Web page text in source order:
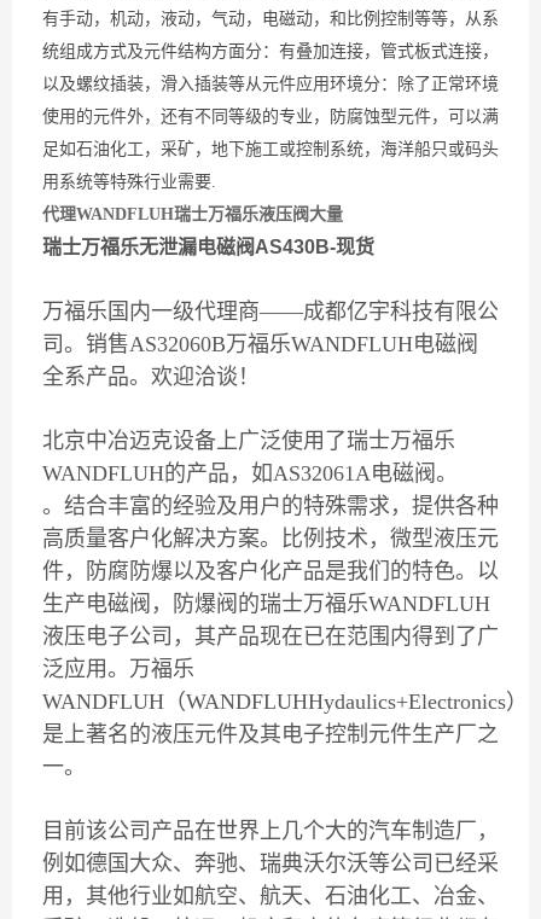
有手动，机动，液动，气动，电磁动，和比例控制等等，从系
统组成方式及元件结构方面分：有叠加连接，管式板式连接，
以及螺纹插装，滑入插装等从元件应用环境分：除了正常环境
使用的元件外，还有不同等级的专业，防腐蚀型元件，可以满
足如石油化工，采矿，地下施工或控制系统，海洋船只或码头
用系统等特殊行业需要.
代理WANDFLUH瑞士万福乐液压阀大量
瑞士万福乐无泄漏电磁阀AS430B-现货
万福乐国内一级代理商——成都亿宇科技有限公
司。销售AS32060B万福乐WANDFLUH电磁阀
全系产品。欢迎洽谈！
北京中冶迈克设备上广泛使用了瑞士万福乐
WANDFLUH的产品，如AS32061A电磁阀。
。结合丰富的经验及用户的特殊需求，提供各种
高质量客户化解决方案。比例技术，微型液压元
件，防腐防爆以及客户化产品是我们的特色。以
生产电磁阀，防爆阀的瑞士万福乐WANDFLUH
液压电子公司，其产品现在已在范围内得到了广
泛应用。万福乐
WANDFLUH（WANDFLUHHydaulics+Electronics）
是上著名的液压元件及其电子控制元件生产厂之
一。
目前该公司产品在世界上几个大的汽车制造厂，
例如德国大众、奔驰、瑞典沃尔沃等公司已经采
用，其他行业如航空、航天、石油化工、冶金、